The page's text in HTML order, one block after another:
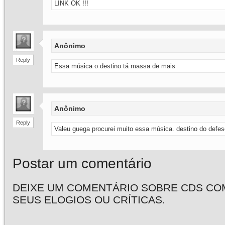
LINK OK !!!
Reply
Anônimo
Essa música o destino tá massa de mais
Reply
Anônimo
Valeu guega procurei muito essa música. destino do
Postar um comentário
DEIXE UM COMENTÁRIO SOBRE CDS
SEUS ELOGIOS OU CRÍTICAS.